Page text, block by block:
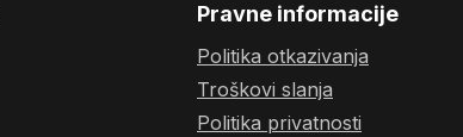
Pravne informacije
Politika otkazivanja
Troškovi slanja
Politika privatnosti